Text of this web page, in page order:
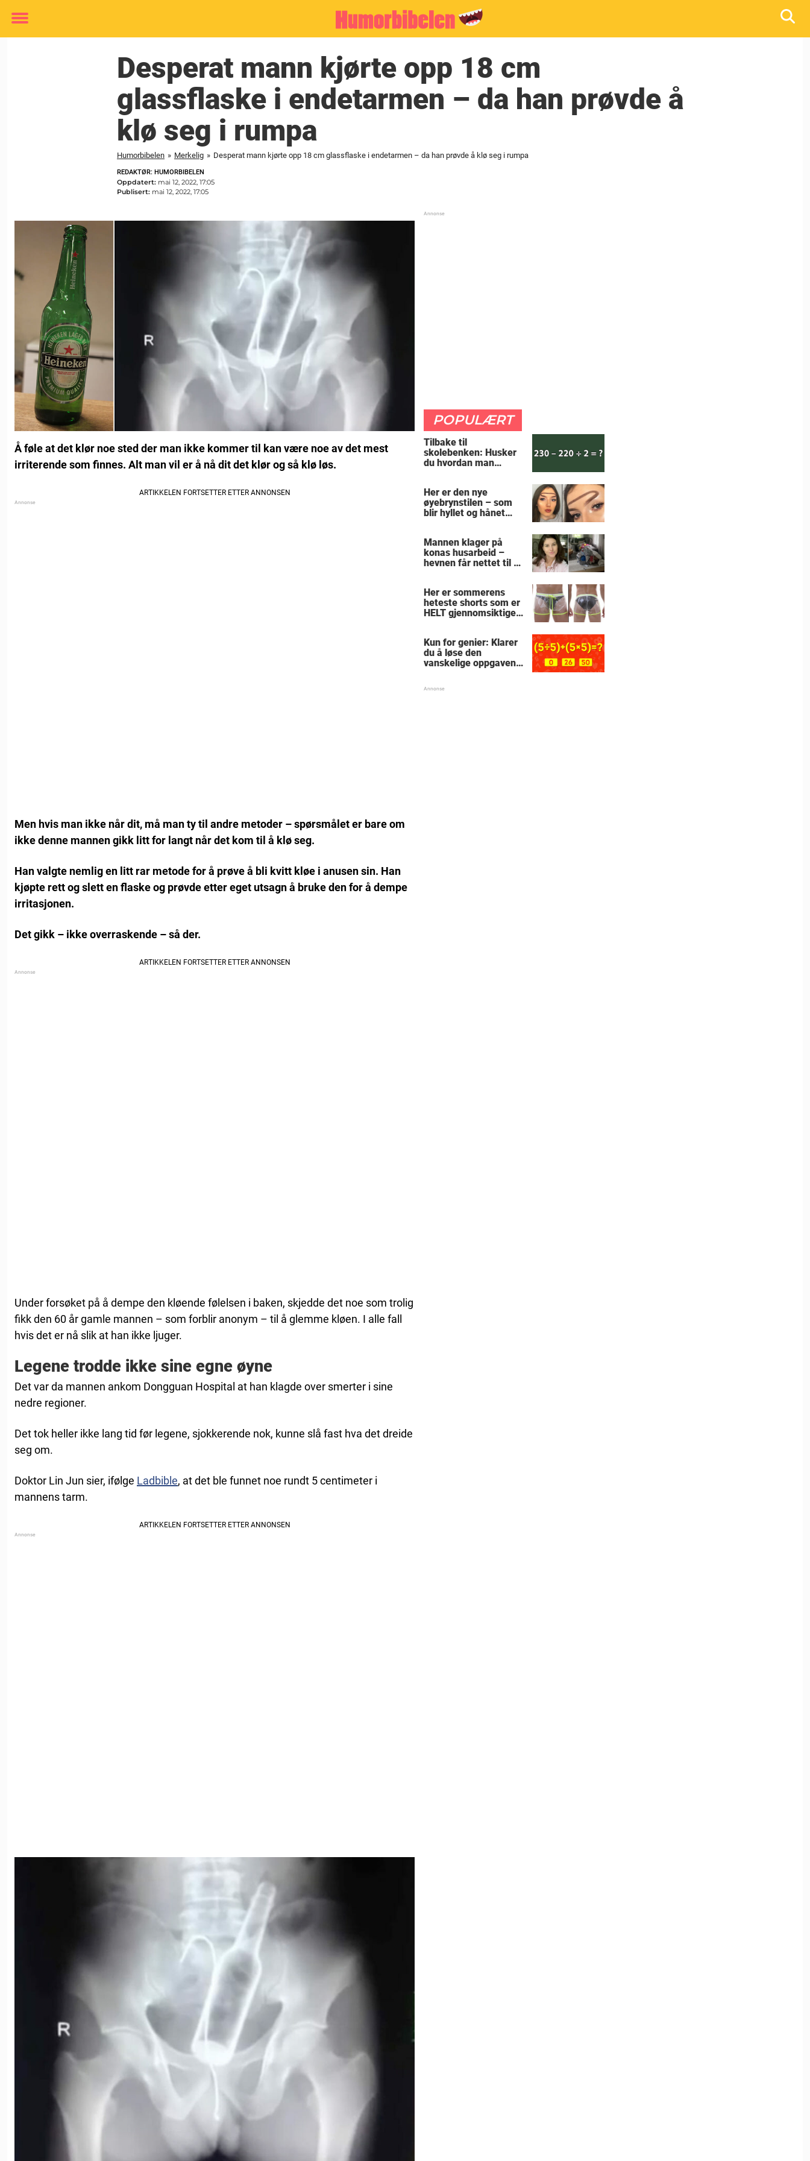
Toggle
Desperat mann kjørte opp 18 cm
glassflaske i endetarmen – da han prøvde å
klø seg i rumpa
Humorbibelen » Merkelig » Desperat mann kjørte opp 18 cm glassflaske i endetarmen – da han prøvde å klø seg i rumpa
REDAKTØR: HUMORBIBELEN
Oppdatert: mai 12, 2022, 17:05
Publisert: mai 12, 2022, 17:05
Å føle at det klør noe sted der man ikke kommer til kan være noe av det mest
irriterende som finnes. Alt man vil er å nå dit det klør og så klø løs.
Men hvis man ikke når dit, må man ty til andre metoder – spørsmålet er bare om
ikke denne mannen gikk litt for langt når det kom til å klø seg.
Han valgte nemlig en litt rar metode for å prøve å bli kvitt kløe i anusen sin. Han
kjøpte rett og slett en flaske og prøvde etter eget utsagn å bruke den for å dempe
irritasjonen.
Det gikk – ikke overraskende – så der.
Under forsøket på å dempe den kløende følelsen i baken, skjedde det noe som trolig
fikk den 60 år gamle mannen – som forblir anonym – til å glemme kløen. I alle fall
hvis det er nå slik at han ikke ljuger.
Legene trodde ikke sine egne øyne
Det var da mannen ankom Dongguan Hospital at han klagde over smerter i sine
nedre regioner.
Det tok heller ikke lang tid før legene, sjokkerende nok, kunne slå fast hva det dreide
seg om.
Doktor Lin Jun sier, ifølge Ladbible, at det ble funnet noe rundt 5 centimeter i
mannens tarm.
POPULÆRT
Tilbake til
skolebenken: Husker
du hvordan man
Her er den nye
øyebrynstilen – som
blir hyllet og hånet
Mannen klager på
konas husarbeid –
hevnen får nettet til å
Her er sommerens
heteste shorts som er
HELT gjennomsiktige
Kun for genier: Klarer
du å løse den
vanskelige oppgaven